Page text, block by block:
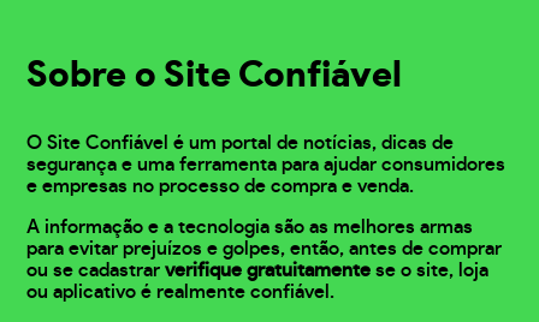
Sobre o Site Confiável
O Site Confiável é um portal de notícias, dicas de
segurança e uma ferramenta para ajudar consumidores
e empresas no processo de compra e venda.
A informação e a tecnologia são as melhores armas
para evitar prejuízos e golpes, então, antes de comprar
ou se cadastrarverifique gratuitamente se o site, loja
ou aplicativo é realmente confiável.